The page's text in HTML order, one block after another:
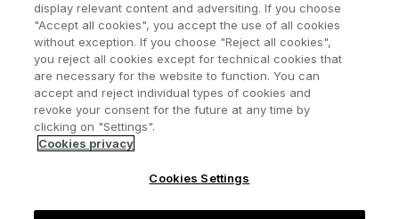
Síguenos:
Imagen
ImagenImagenImagen
Contacto
C/ Pintor Murillo, 15
28100 Alcobendas (Madrid)
Teléfono: 00 34 91 425 09 09
convocatoriaip@fecyt.es
display relevant content and adversiting. If you choose
"Accept all cookies", you accept the use of all cookies
without exception. If you choose "Reject all cookies",
you reject all cookies except for technical cookies that
are necessary for the website to function. You can
accept and reject individual types of cookies and
revoke your consent for the future at any time by
clicking on "Settings".
Cookies privacy
Cookies Settings